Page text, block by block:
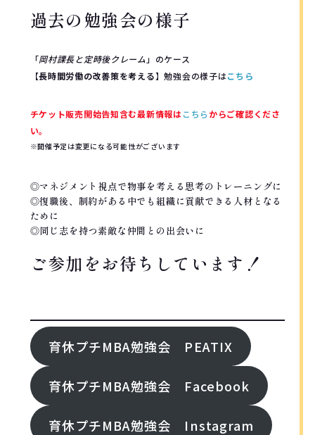
過去の勉強会の様子
「岡村課長と定時後クレーム 」のケース
【長時間労働の改善策を考える】勉強会の様子はこちら
チケット販売開始告知含む最新情報はこちらからご確認くださ
い。
※開催予定は変更になる可能性がございます
◎マネジメント視点で物事を考える思考のトレーニングに
◎復職後、制約がある中でも組織に貢献できる人材となる
ために
◎同じ志を持つ素敵な仲間との出会いに
ご参加をお待ちしています！
育休プチMBA勉強会 PEATIX
育休プチMBA勉強会 Facebook
育休プチMBA勉強会 Instagram